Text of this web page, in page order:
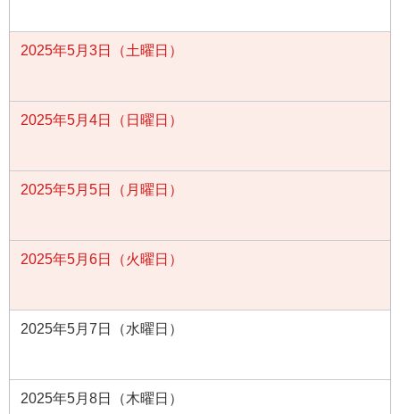
2025年5月3日（土曜日）
2025年5月4日（日曜日）
2025年5月5日（月曜日）
2025年5月6日（火曜日）
2025年5月7日（水曜日）
2025年5月8日（木曜日）